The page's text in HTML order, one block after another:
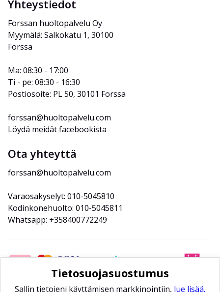
Yhteystiedot
Forssan huoltopalvelu Oy
Myymälä: Salkokatu 1, 30100
Forssa
Ma: 08:30 - 17:00
Ti - pe: 08:30 - 16:30
Postiosoite: PL 50, 30101 Forssa
forssan@huoltopalvelu.com
Löydä meidät facebookista
Ota yhteyttä
forssan@huoltopalvelu.com
Varaosakyselyt: 010-5045810
Kodinkonehuolto: 010-5045811
Whatsapp: +358400772249
Tietosuojasuostumus
Sallin tietojeni käyttämisen markkinointiin, lue lisää.